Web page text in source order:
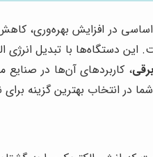
در افزایش بهره‌وری،
دستگاه‌ها با تبدیل انرژی
، کاربردهای آن‌ها در
در انتخاب بهترین گزینه